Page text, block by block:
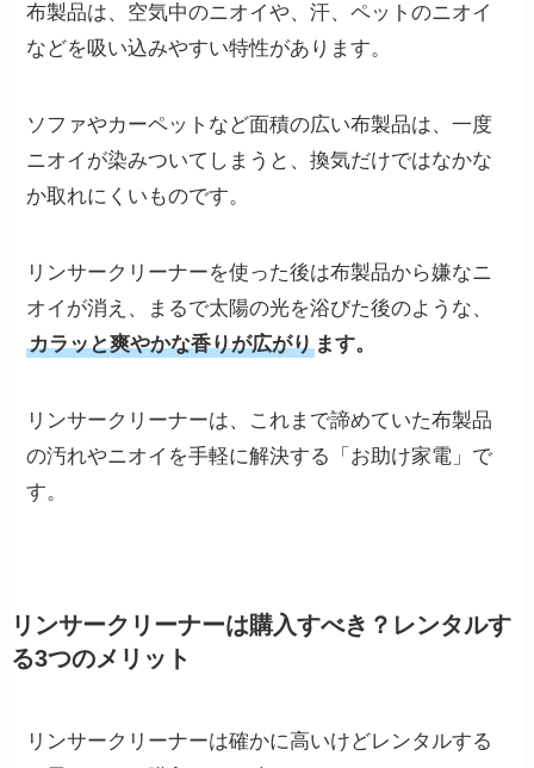
布製品は、空気中のニオイや、汗、ペットのニオイ
などを吸い込みやすい特性があります。
ソファやカーペットなど面積の広い布製品は、一度
ニオイが染みついてしまうと、換気だけではなかな
か取れにくいものです。
リンサークリーナーを使った後は布製品から嫌なニ
オイが消え、まるで太陽の光を浴びた後のような、
カラッと爽やかな香りが広がり ます。
リンサークリーナーは、これまで諦めていた布製品
の汚れやニオイを手軽に解決する「お助け家電」で
す。
リンサークリーナーは購入すべき？レンタルす
る3つのメリット
リンサークリーナーは確かに高いけどレンタルする